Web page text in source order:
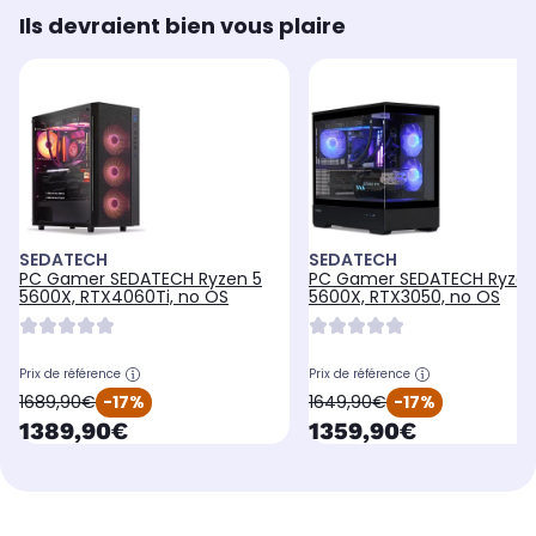
Ils devraient bien vous plaire
SEDATECH
PC Gamer SEDATECH Ryzen 5
5600X, RTX4060Ti, no OS
Prix de référence
oldPrice
1689,90€ -17%
currentPrice
1389,90€
SEDATECH
PC Gamer SEDATECH
5600X, RTX3050, no OS
Prix de référence
oldPrice
1649,90€ -17%
currentPrice
1359,90€